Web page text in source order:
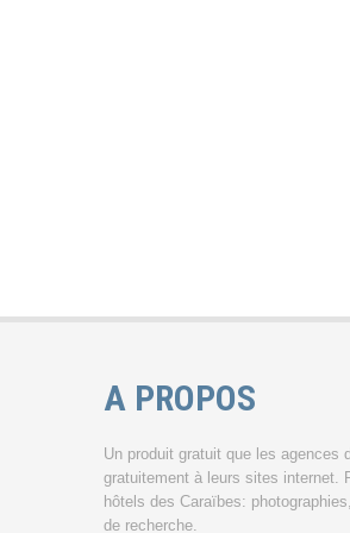
A PROPOS
Un produit gratuit que les agences
gratuitement à leurs sites internet.
hôtels des Caraïbes:
de recherche.